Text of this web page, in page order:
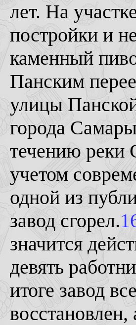
лет. На
постройки и
каменный
Панским
улицы
города
течению реки
учетом
одной из
завод сгорел.
значится
девять
итоге завод